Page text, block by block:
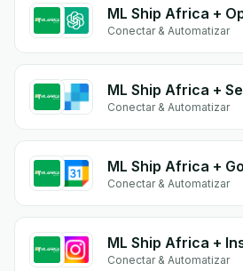
Conectar & Automatizar
ML Ship Africa +
Conectar & Automatizar
ML Ship Africa +
Conectar & Automatizar
Conectar & Automatizar